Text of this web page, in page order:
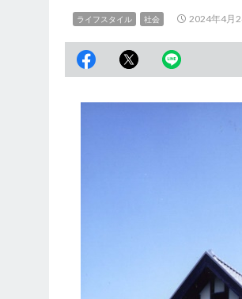
ライフスタイル 社会 2024年4月